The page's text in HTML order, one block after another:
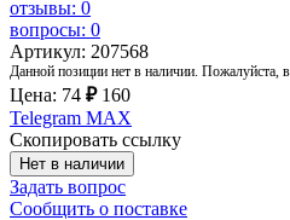
отзывы: 0
вопросы: 0
Артикул: 207568
Данной позиции нет в наличии. Пожалуйста,
Цена: 74 ₽ 160
Telegram MAX
Скопировать ссылку
Нет в наличии
Задать вопрос
Сообщить о поставке